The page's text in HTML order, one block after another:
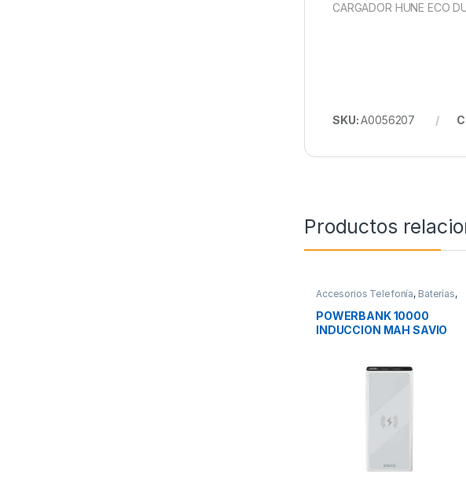
CARGADOR HUNE ECO
SKU:A0056207
Productos
Accesorios Telefonía, Baterías,
POWERBANK 10000
INDUCCION MAH SAVIO